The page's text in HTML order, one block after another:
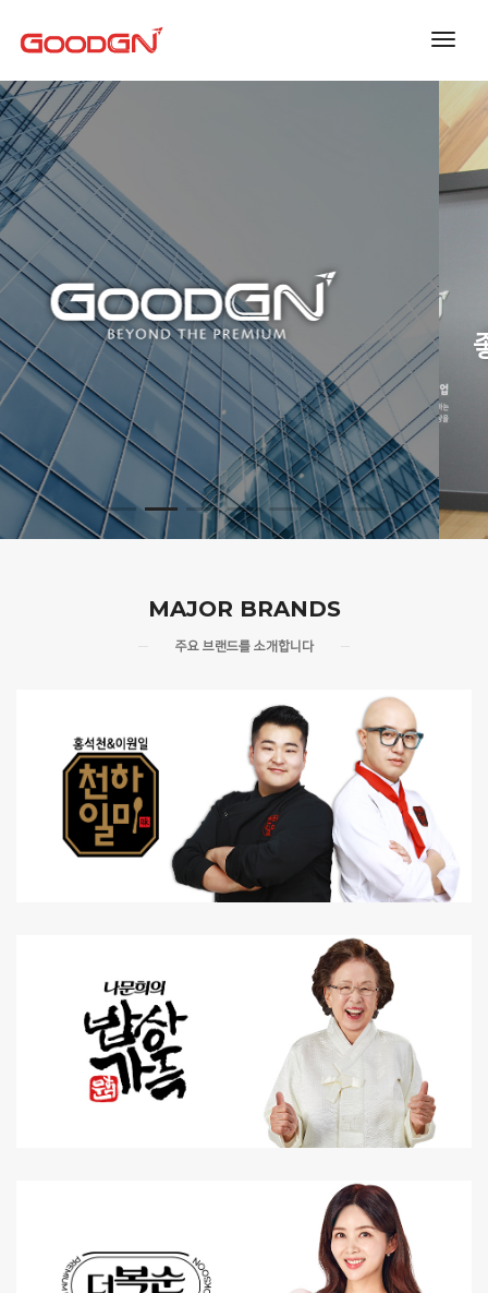
GOOD PEOPLE
좋은 사람들이 모여 만들어 갑니다
MAJOR BRANDS
주요 브랜드를 소개합니다